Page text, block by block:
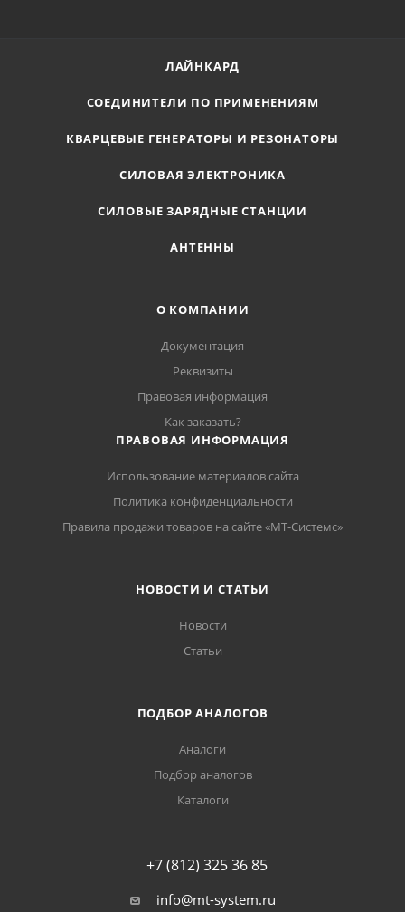
ЛАЙНКАРД
СОЕДИНИТЕЛИ ПО ПРИМЕНЕНИЯМ
КВАРЦЕВЫЕ ГЕНЕРАТОРЫ И РЕЗОНАТОРЫ
СИЛОВАЯ ЭЛЕКТРОНИКА
СИЛОВЫЕ ЗАРЯДНЫЕ СТАНЦИИ
АНТЕННЫ
О КОМПАНИИ
Документация
Реквизиты
Правовая информация
Как заказать?
ПРАВОВАЯ ИНФОРМАЦИЯ
Использование материалов сайта
Политика конфиденциальности
Правила продажи товаров на сайте «МТ-Системс»
НОВОСТИ И СТАТЬИ
Новости
Статьи
ПОДБОР АНАЛОГОВ
Аналоги
Подбор аналогов
Каталоги
+7 (812) 325 36 85
info@mt-system.ru